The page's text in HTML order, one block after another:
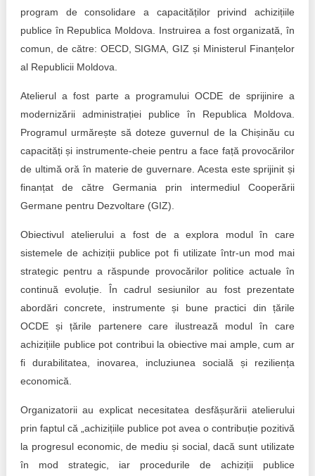
Integrity of public procurement in Moldova
Public procurement
program de consolidare a capacităților privind achizițiile
publice în Republica Moldova. Instruirea a fost organizată, în
comun, de către: OECD, SIGMA, GIZ și Ministerul Finanțelor
al Republicii Moldova.
Atelierul a fost parte a programului OCDE de sprijinire a
modernizării administrației publice în Republica Moldova.
Programul urmărește să doteze guvernul de la Chișinău cu
capacități și instrumente-cheie pentru a face față provocărilor
de ultimă oră în materie de guvernare. Acesta este sprijinit și
finanțat de către Germania prin intermediul Cooperării
Germane pentru Dezvoltare (GIZ).
Obiectivul atelierului a fost de a explora modul în care
sistemele de achiziții publice pot fi utilizate într-un mod mai
strategic pentru a răspunde provocărilor politice actuale în
continuă evoluție. În cadrul sesiunilor au fost prezentate
abordări concrete, instrumente și bune practici din țările
OCDE și țările partenere care ilustrează modul în care
achizițiile publice pot contribui la obiective mai ample, cum ar
fi durabilitatea, inovarea, incluziunea socială și reziliența
economică.
Organizatorii au explicat necesitatea desfășurării atelierului
prin faptul că „achizițiile publice pot avea o contribuție pozitivă
la progresul economic, de mediu și social, dacă sunt utilizate
în mod strategic, iar procedurile de achiziții publice